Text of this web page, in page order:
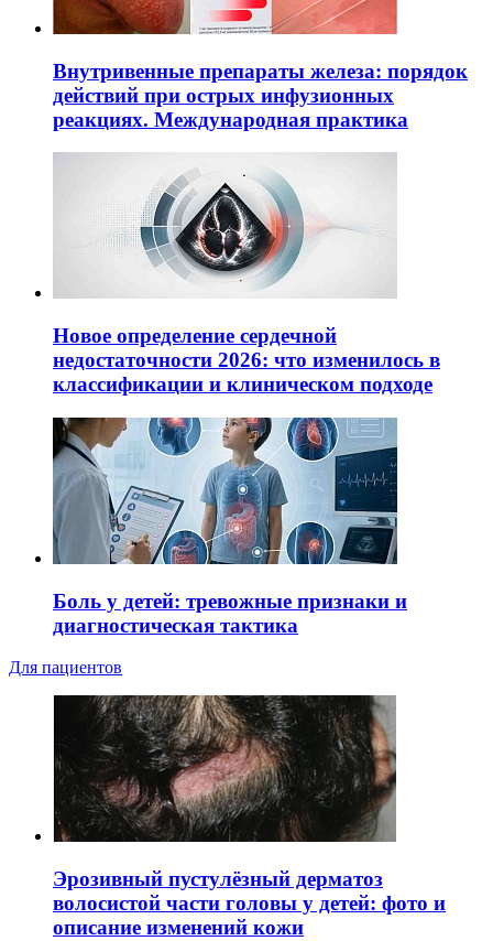
Внутривенные препараты железа: порядок
действий при острых инфузионных
реакциях. Международная практика
Новое определение сердечной
недостаточности 2026: что изменилось в
классификации и клиническом подходе
Боль у детей: тревожные признаки и
диагностическая тактика
Для пациентов
Эрозивный пустулёзный дерматоз
волосистой части головы у детей: фото и
описание изменений кожи